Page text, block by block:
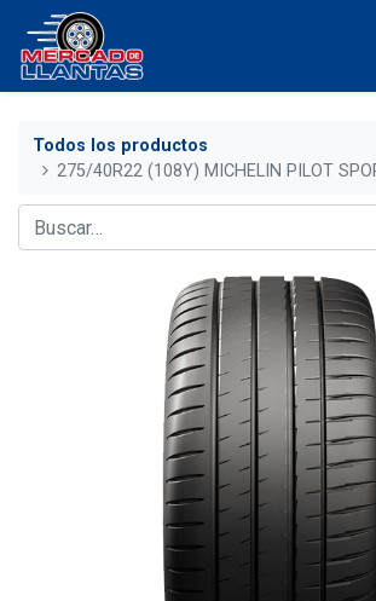
Todos los productos
275/40R22 (108Y) MICHELIN PILOT